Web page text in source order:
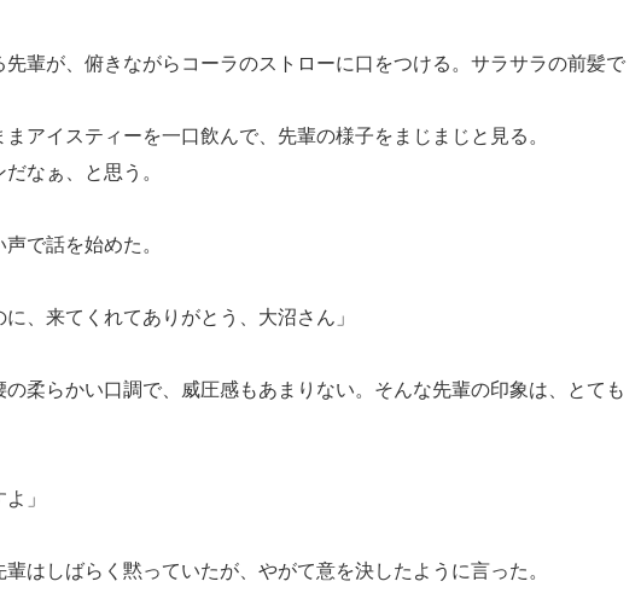
輩が、俯きながらコーラのストローに口をつける。サラサラの前髪で
アイスティーを一口飲んで、先輩の様子をまじまじと見る。
なぁ、と思う。
で話を始めた。
に、来てくれてありがとう、大沼さん」
柔らかい口調で、威圧感もあまりない。そんな先輩の印象は、とても
」
はしばらく黙っていたが、やがて意を決したように言った。